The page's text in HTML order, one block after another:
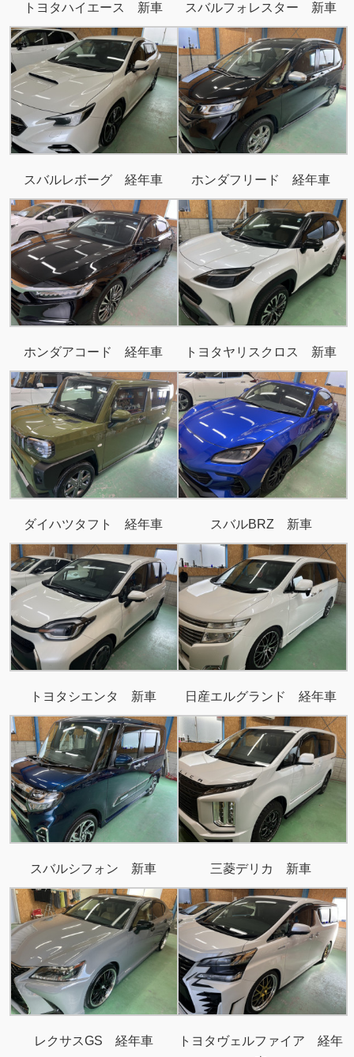
トヨタハイエース 新車 スバルフォレスター 新車
スバルレボーグ 経年車 ホンダフリード 経年車
ホンダアコード 経年車 トヨタヤリスクロス 新車
ダイハツタフト 経年車 スバルBRZ 新車
トヨタシエンタ 新車 日産エルグランド 経年車
スバルシフォン 新車 三菱デリカ 新車
レクサスGS 経年車
トヨタヴェルファイア 経年